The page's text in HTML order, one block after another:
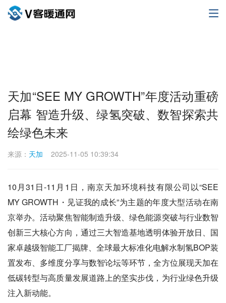
天加“SEE MY GROWTH”年度活动重磅
启幕 智造升级、绿氢突破、数智探索共
绘绿色未来
来源： 天加 2025-11-05 10:39:34
10月31日-11月1日，南京天加环境科技有限公司以“SEE
MY GROWTH・见证我的成长”为主题的年度大型活动在南
京举办。活动聚焦智能制造升级、绿色能源突破与行业数智
创新三大核心方向，通过三大智造基地透明体验开放日、国
家卓越级智能工厂揭牌、全球最大标准化电解水制氢BOP装
置发布、多维度分享与数智论坛等环节，全方位展现天加在
低碳转型与高质量发展道路上的坚实步伐，为行业绿色升级
注入新动能。